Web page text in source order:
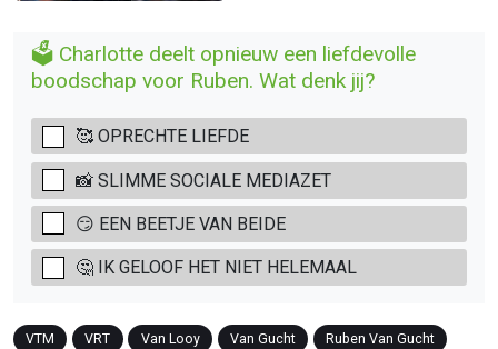
🗳️ Charlotte deelt opnieuw een liefdevolle
boodschap voor Ruben. Wat denk jij?
🥰 OPRECHTE LIEFDE
📸 SLIMME SOCIALE MEDIAZET
😏 EEN BEETJE VAN BEIDE
🤔 IK GELOOF HET NIET HELEMAAL
VTM VRT Van Looy Van Gucht Ruben Van Gucht